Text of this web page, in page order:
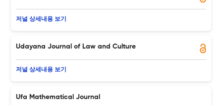
저널 상세내용 보기
Udayana Journal of Law and Culture
저널 상세내용 보기
Ufa Mathematical Journal